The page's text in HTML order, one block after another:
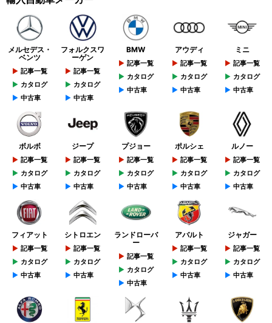
メルセデス・
ベンツ
記事一覧
カタログ
中古車
フォルクスワ
ーゲン
記事一覧
カタログ
中古車
BMW
記事一覧
カタログ
中古車
アウディ
記事一覧
カタログ
中古車
ミニ
記事一覧
カタログ
中古車
ボルボ
記事一覧
カタログ
中古車
ジープ
記事一覧
カタログ
中古車
プジョー
記事一覧
カタログ
中古車
ポルシェ
記事一覧
カタログ
中古車
ルノー
記事一覧
カタログ
中古車
フィアット
記事一覧
カタログ
中古車
シトロエン
記事一覧
カタログ
中古車
ランドローバ
ー
記事一覧
カタログ
中古車
アバルト
記事一覧
カタログ
中古車
ジャガー
記事一覧
カタログ
中古車